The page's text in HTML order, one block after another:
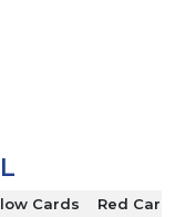
Cards
Red